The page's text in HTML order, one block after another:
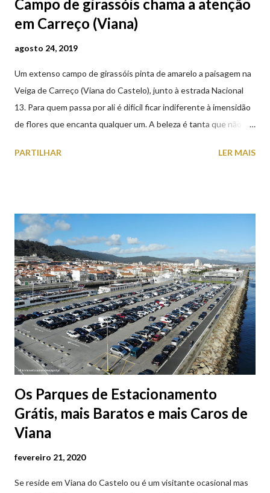
Campo de girassóis chama a atenção
em Carreço (Viana)
agosto 24, 2019
Um extenso campo de girassóis pinta de amarelo a paisagem na
Veiga de Carreço (Viana do Castelo), junto à estrada Nacional
13. Para quem passa por ali é difícil ficar indiferente à imensidão
de flores que encanta qualquer um. A beleza é tanta que não
aproveite a paisagem como cenário para tirar algumas
PARTILHAR LER MAIS
Os Parques de Estacionamento
Grátis, mais Baratos e mais Caros de
Viana
fevereiro 21, 2020
Se reside em Viana do Castelo ou é um visitante ocasional mas